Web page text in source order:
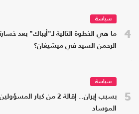
4
سياسة
ما هي الخطوة التالية لـ"أيباك" بعد
الرحمن السيد في ميشيغان؟
5
سياسة
بسبب إيران.. إقالة 2 من كبار
الموساد